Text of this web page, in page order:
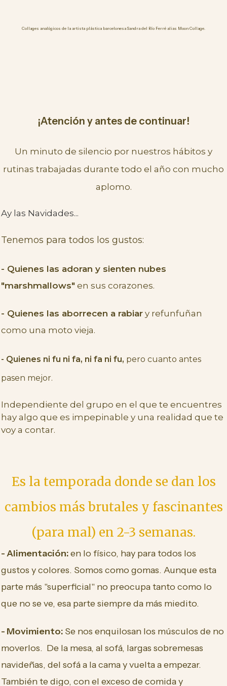
Collages analógicos de la artista plástica barcelonesa Sandra del Río Ferré alias Moon Collage.
¡Atención y antes de continuar!
Un minuto de silencio por nuestros hábitos y
rutinas trabajadas durante todo el año con mucho
aplomo.
Ay las Navidades...
Tenemos para todos los gustos:
- Quienes las adoran y sienten nubes
"marshmallows" en sus corazones.
- Quienes las aborrecen a rabiar y refunfuñan
como una moto vieja.
- Quienes ni fu ni fa, ni fa ni fu, pero cuanto antes
pasen mejor.
Independiente del grupo en el que te encuentres
hay algo que es impepinable y una realidad que te
voy a contar.
Es la temporada donde se dan los
cambios más brutales y fascinantes
(para mal) en 2-3 semanas.
- Alimentación:en lo físico, hay para todos los
gustos y colores. Somos como gomas. Aunque esta
parte más "superficial" no preocupa tanto como lo
que no se ve, esa parte siempre da más miedito.
- Movimiento: Se nos enquilosan los músculos de no
moverlos. De la mesa, al sofá, largas sobremesas
navideñas, del sofá a la cama y vuelta a empezar.
También te digo, con el exceso de comida y